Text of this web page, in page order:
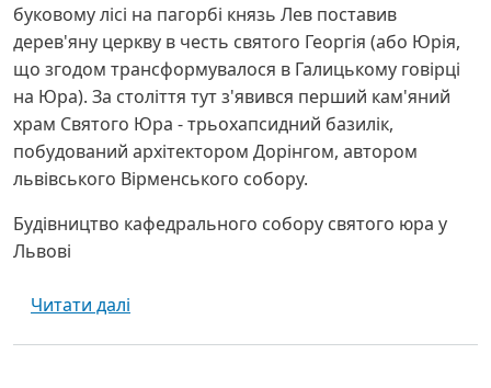
буковому лісі на пагорбі князь Лев поставив
дерев'яну церкву в честь святого Георгія (або Юрія,
що згодом трансформувалося в Галицькому говірці
на Юра). За століття тут з'явився перший кам'яний
храм Святого Юра - трьохапсидний базилік,
побудований архітектором Дорінгом, автором
львівського Вірменського собору.
Будівництво кафедрального собору святого юра у
Львові
Читати далі